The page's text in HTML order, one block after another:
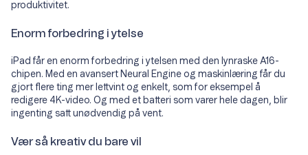
produktivitet.
Enorm forbedring i ytelse
iPad får en enorm forbedring i ytelsen med den lynraske A16-
chipen. Med en avansert Neural Engine og maskinlæring får du
gjort flere ting mer lettvint og enkelt, som for eksempel å
redigere 4K-video. Og med et batteri som varer hele dagen, blir
ingenting satt unødvendig på vent.
Vær så kreativ du bare vil